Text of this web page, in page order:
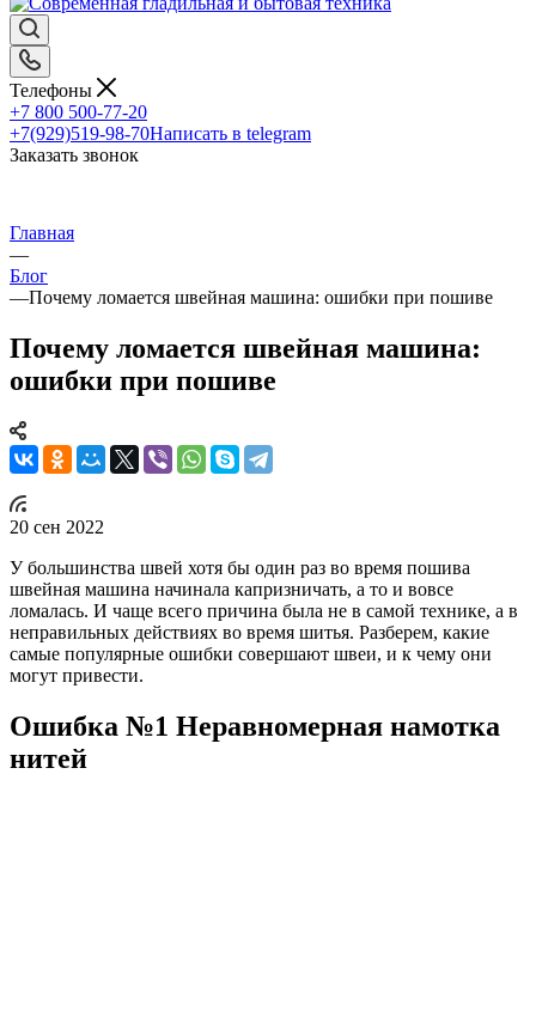
Телефоны
+7 800 500-77-20
+7(929)519-98-70Написать в telegram
Заказать звонок
Главная
—
Блог
—Почему ломается швейная машина: ошибки при пошиве
Почему ломается швейная машина:
ошибки при пошиве
20 сен 2022
У большинства швей хотя бы один раз во время пошива
швейная машина начинала капризничать, а то и вовсе
ломалась. И чаще всего причина была не в самой технике, а в
неправильных действиях во время шитья. Разберем, какие
самые популярные ошибки совершают швеи, и к чему они
могут привести.
Ошибка №1 Неравномерная намотка
нитей